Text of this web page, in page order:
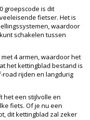
groepscode is dit
fietser. Het is
waardoor
schakelen tussen
4 armen, waardoor het
het kettingblad bestand is
rijden en langdurig
het een stijlvolle en
fiets. Of je nu een
dit kettingblad zal zeker